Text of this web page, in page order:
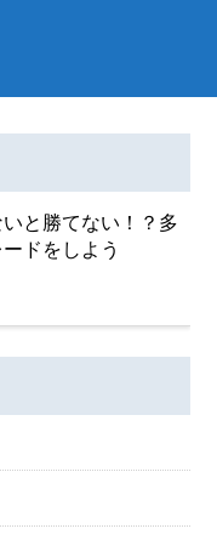
と勝てない！？多
ドをしよう